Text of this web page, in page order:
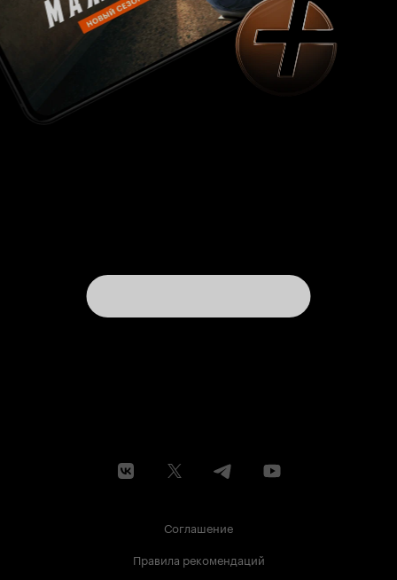
Соглашение
Правила рекомендаций